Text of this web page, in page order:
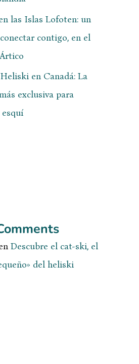
las Islas Lofoten: un
contigo, en el
en Canadá: La
exclusiva para
Descubre el cat-ski, el
del heliski